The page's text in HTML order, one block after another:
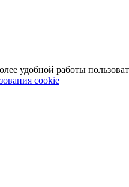
удобной работы
cookie